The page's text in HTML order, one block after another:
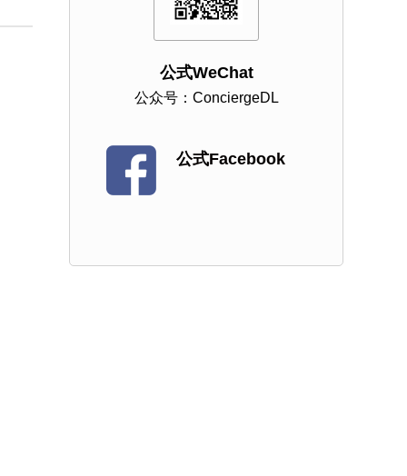
公式WeChat
公众号：ConciergeDL
公式Facebook